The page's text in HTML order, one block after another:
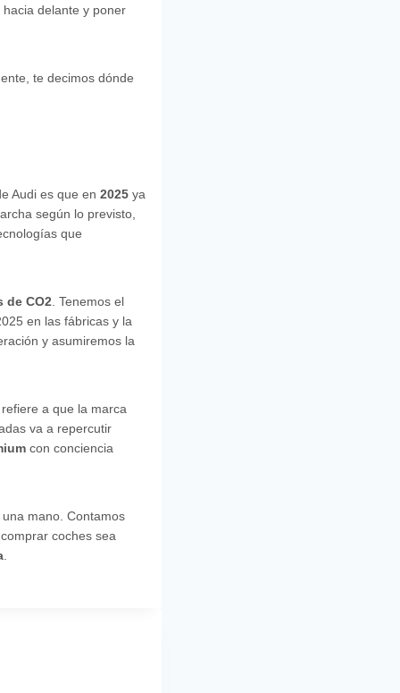
delante y poner
te decimos dónde
Audi es que en 2025 ya
según lo previsto,
que
de CO2 . Tenemos el
en las fábricas y la
y asumiremos la
a que la marca
va a repercutir
con conciencia
mano. Contamos
coches sea